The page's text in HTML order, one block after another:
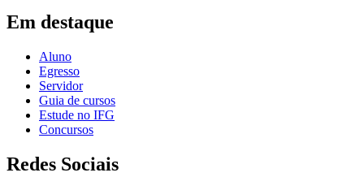
Em destaque
Aluno
Egresso
Servidor
Guia de cursos
Estude no IFG
Concursos
Redes Sociais